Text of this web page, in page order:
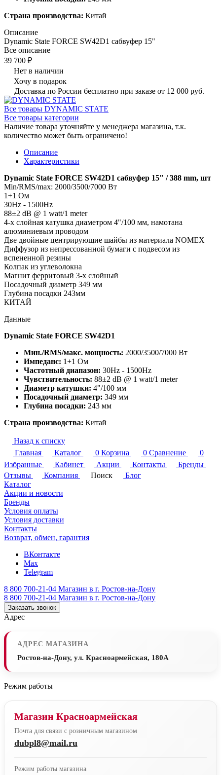
Страна производства: Китай
Описание
Dynamic State FORCE SW42D1 сабвуфер 15"
Все описание
39 700 ₽
Нет в наличии
Хочу в подарок
Доставка по России бесплатно при заказе от 12 000 руб.
Все товары DYNAMIC STATE
Все товары категории
Наличие товара уточняйте у менеджера магазина, т.к.
количество может быть ограничено!
Описание
Характеристики
Dynamic State FORCE SW42D1 сабвуфер 15" / 388 mm, шт
Min/RMS/max: 2000/3500/7000 Вт
1+1 Ом
30Hz - 1500Hz
88±2 dB @ 1 watt/1 meter
4-х слойная катушка диаметром 4"/100 мм, намотана
алюминиевым проводом
Две двойные центрирующие шайбы из материала NOMEX
Диффузор из непрессованной бумаги с подвесом из
вспененной резины
Колпак из углеволокна
Магнит ферритовый 3-х слойный
Посадочный диаметр 349 мм
Глубина посадки 243мм
КИТАЙ
Данные
Dynamic State FORCE SW42D1
Мин./RMS/макс. мощность: 2000/3500/7000 Вт
Импеданс: 1+1 Ом
Частотный диапазон: 30Hz - 1500Hz
Чувствительность: 88±2 dB @ 1 watt/1 meter
Диаметр катушки: 4"/100 мм
Посадочный диаметр: 349 мм
Глубина посадки: 243 мм
Страна производства: Китай
Назад к списку
Главная
Каталог 0 Корзина 0 Сравнение
0
Избранные
Кабинет Акции Контакты
Бренды
Отзывы
Компания Поиск
Блог
Каталог
Акции и новости
Бренды
Условия оплаты
Условия доставки
Контакты
Возврат, обмен, гарантия
ВКонтакте
Max
Telegram
8 800 700-21-04 Магазин в г. Ростов-на-Дону
8 800 700-21-04 Магазин в г. Ростов-на-Дону
Заказать звонок
Адрес
АДРЕС МАГАЗИНА
Ростов-на-Дону, ул. Красноармейская, 180А
Режим работы
Магазин Красноармейская
Почта для связи с розничным магазином
dubpl8@mail.ru
Режим работы магазина